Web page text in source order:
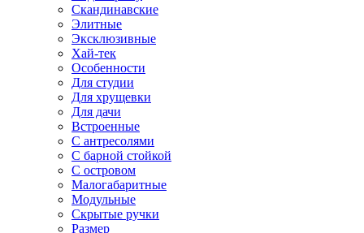
Скандинавские
Элитные
Эксклюзивные
Хай-тек
Особенности
Для студии
Для хрущевки
Для дачи
Встроенные
С антресолями
С барной стойкой
С островом
Малогабаритные
Модульные
Скрытые ручки
Размер